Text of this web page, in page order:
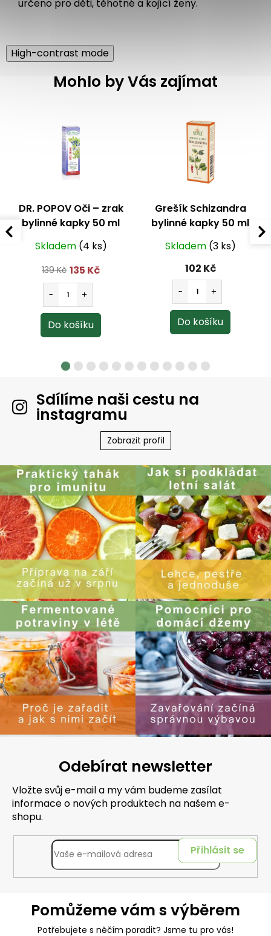
určeno pro děti, těhotné a kojící ženy.
High-contrast mode
Mohlo by Vás zajímat
DR. POPOV Oči – zrak
bylinné kapky 50 ml
Skladem (4 ks)
139 Kč 135 Kč
Grešík Schizandra
bylinné kapky 50 ml
Skladem (3 ks)
102 Kč
Sdílíme naši cestu na
instagramu
Zobrazit profil
Odebírat newsletter
Vložte svůj e-mail a my vám budeme zasílat
informace o nových produktech na našem e-
shopu.
Přihlásit se
Pomůžeme vám s výběrem
Potřebujete s něčím poradit? Jsme tu pro vás!